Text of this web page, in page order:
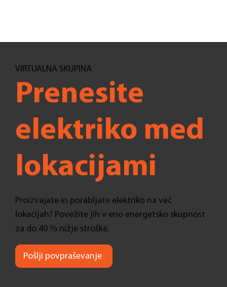
VIRTUALNA SKUPINA
Prenesite
elektriko med
lokacijami
Proizvajate in porabljate elektriko na več
lokacijah? Povežite jih v eno energetsko skupnost
za do 40 % nižje stroške.
Pošlji povpraševanje